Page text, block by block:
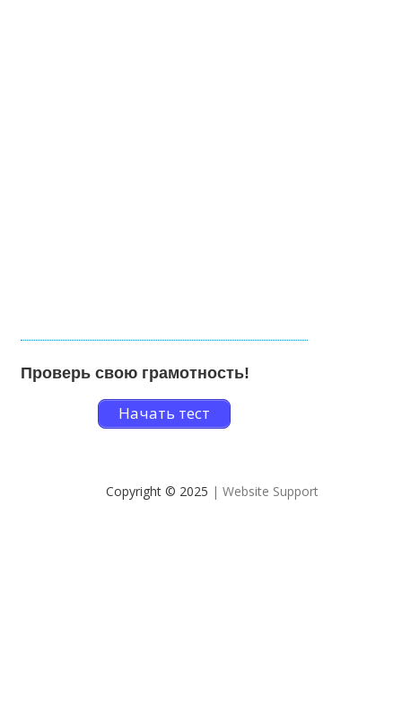
Проверь свою грамотность!
Начать тест
Copyright © 2025 | Website Support